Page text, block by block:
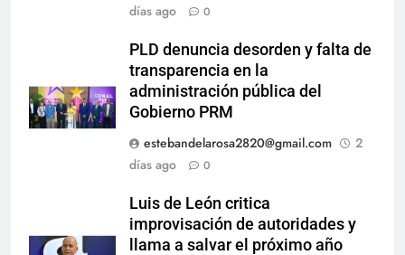
días ago
0
PLD denuncia desorden y falta de
transparencia en la
administración pública del
Gobierno PRM
estebandelarosa2820@gmail.com
2
días ago
0
Luis de León critica
improvisación de autoridades y
llama a salvar el próximo año